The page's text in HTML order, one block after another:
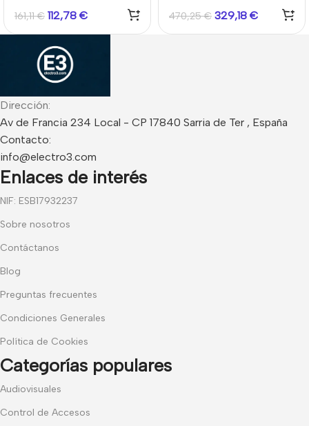
161,11€ 112,78 € 470,25€ 329,18 €
Dirección:
Av de Francia 234 Local - CP 17840 Sarria de Ter , España
Contacto:
info@electro3.com
Enlaces de interés
NIF: ESB17932237
Sobre nosotros
Contáctanos
Blog
Preguntas frecuentes
Condiciones Generales
Política de Cookies
Categorías populares
Audiovisuales
Control de Accesos